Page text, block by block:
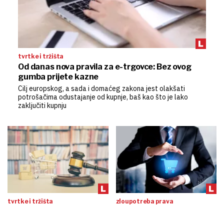
tvrtke i tržišta
Od danas nova pravila za e-trgovce: Bez ovog
gumba prijete kazne
Cilj europskog, a sada i domaćeg zakona jest olakšati
potrošačima odustajanje od kupnje, baš kao što je lako
zaključiti kupnju
tvrtke i tržišta zloupotreba prava